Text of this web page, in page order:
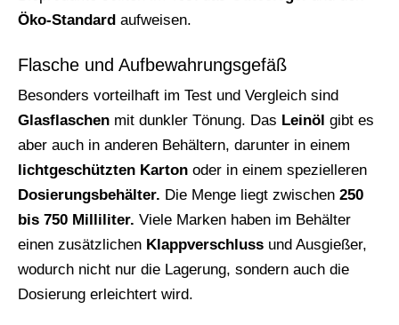
Öko-Standard aufweisen.
Flasche und Aufbewahrungsgefäß
Besonders vorteilhaft im Test und Vergleich sind
Glasflaschen mit dunkler Tönung. Das Leinöl gibt es
aber auch in anderen Behältern, darunter in einem
lichtgeschützten Karton oder in einem spezielleren
Dosierungsbehälter. Die Menge liegt zwischen 250
bis 750 Milliliter. Viele Marken haben im Behälter
einen zusätzlichen Klappverschluss und Ausgießer,
wodurch nicht nur die Lagerung, sondern auch die
Dosierung erleichtert wird.